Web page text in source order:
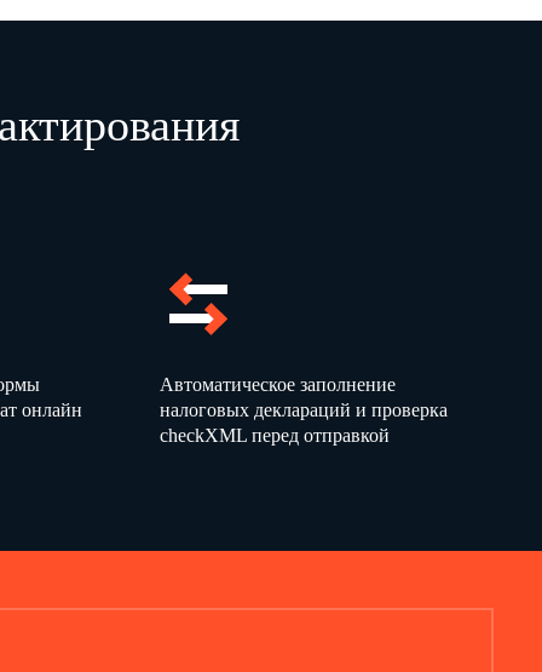
Итого
онлайн
Автоматическое заполнение
налоговых деклараций и проверка
checkXML перед отправкой